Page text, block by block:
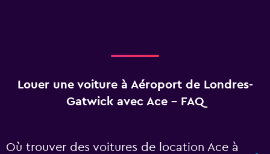
Louer une voiture à Aéroport de Londres-
Gatwick avec Ace - FAQ
Où trouver des voitures de location Ace à